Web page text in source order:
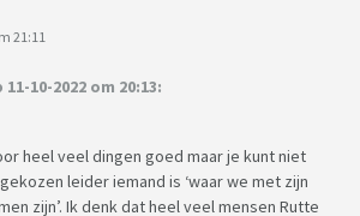
21:11
10-2022 om 20:13:
heel veel dingen goed maar je kunt niet
leider iemand is ‘waar we met zijn
zijn’. Ik denk dat heel veel mensen Rutte